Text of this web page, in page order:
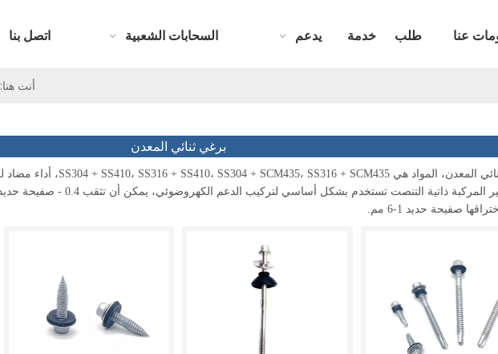
عنا طلب خدمة يدعم السحابات الشعبية اتصل بنا
أنت هنا:
برغي ثنائي المعدن
صفيحة حديد 1-6 مم.